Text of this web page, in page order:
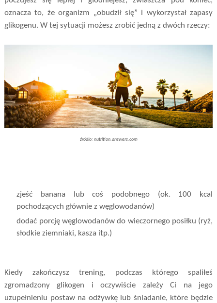
oznacza to, że organizm „obudził się” i wykorzystał zapasy
glikogenu. W tej sytuacji możesz zrobić jedną z dwóch rzeczy:
źródło: nutrition.answers.com
zjeść banana lub coś podobnego (ok. 100 kcal
pochodzących głównie z węglowodanów)
dodać porcję węglowodanów do wieczornego posiłku (ryż,
słodkie ziemniaki, kasza itp.)
Kiedy zakończysz trening, podczas którego spaliłeś
zgromadzony glikogen i oczywiście zależy Ci na jego
uzupełnieniu postaw na odżywkę lub śniadanie, które będzie